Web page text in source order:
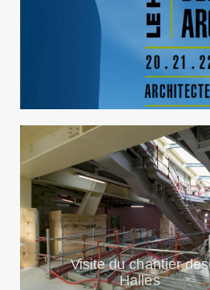
Visite du chantier des
Halles